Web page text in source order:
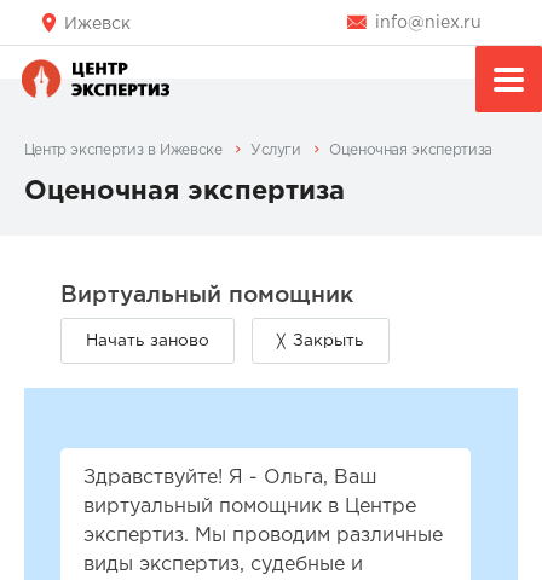
Ижевск info@niex.ru
Центр экспертиз в Ижевске Услуги Оценочная экспертиза
Оценочная экспертиза
Здравствуйте! Я - Ольга, Ваш
виртуальный помощник в Центре
экспертиз. Мы проводим различные
виды экспертиз, судебные и